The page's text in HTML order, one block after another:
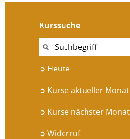
Kurssuche
➲ Heute
➲ Kurse aktueller Monat
➲ Kurse nächster Monat
➲ Widerruf